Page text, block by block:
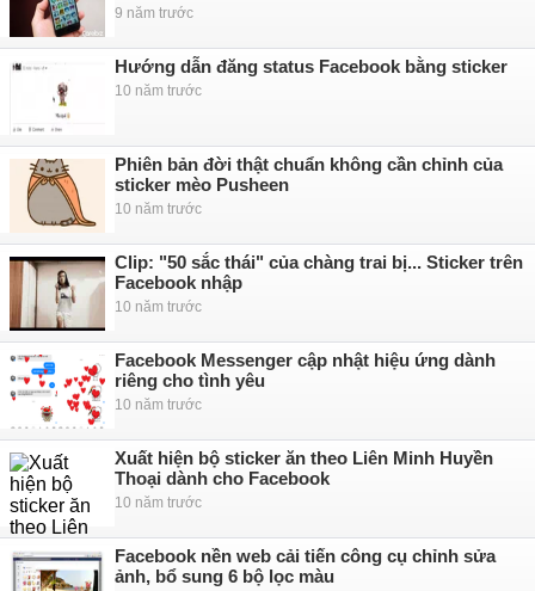
9 năm trước
Hướng dẫn đăng status Facebook bằng sticker
10 năm trước
Phiên bản đời thật chuẩn không cần chỉnh của
sticker mèo Pusheen
10 năm trước
Clip: "50 sắc thái" của chàng trai bị... Sticker trên
Facebook nhập
10 năm trước
Facebook Messenger cập nhật hiệu ứng dành
riêng cho tình yêu
10 năm trước
Xuất hiện bộ sticker ăn theo Liên Minh Huyền
Thoại dành cho Facebook
10 năm trước
Facebook nền web cải tiến công cụ chỉnh sửa
ảnh, bổ sung 6 bộ lọc màu